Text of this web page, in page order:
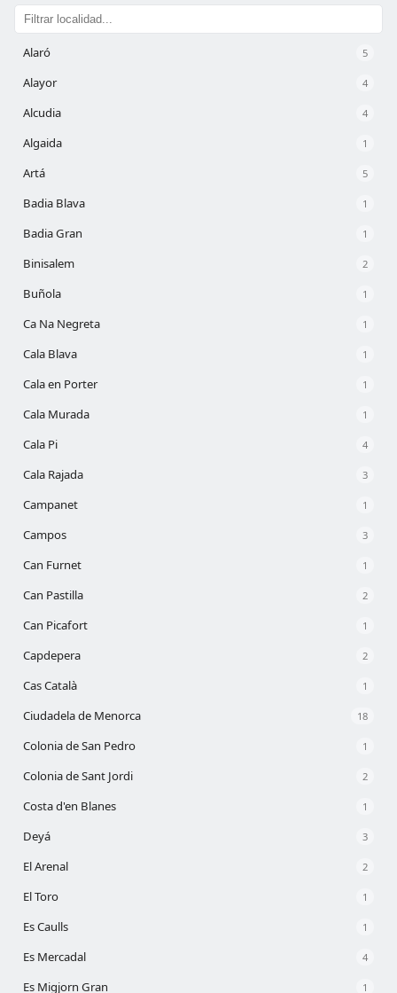
Alaró 5
Alayor 4
Alcudia 4
Algaida 1
Artá 5
Badia Blava 1
Badia Gran 1
Binisalem 2
Buñola 1
Ca Na Negreta 1
Cala Blava 1
Cala en Porter 1
Cala Murada 1
Cala Pi 4
Cala Rajada 3
Campanet 1
Campos 3
Can Furnet 1
Can Pastilla 2
Can Picafort 1
Capdepera 2
Cas Català 1
Ciudadela de Menorca 18
Colonia de San Pedro 1
Colonia de Sant Jordi 2
Costa d'en Blanes 1
Deyá 3
El Arenal 2
El Toro 1
Es Caulls 1
Es Mercadal 4
Es Migjorn Gran 1